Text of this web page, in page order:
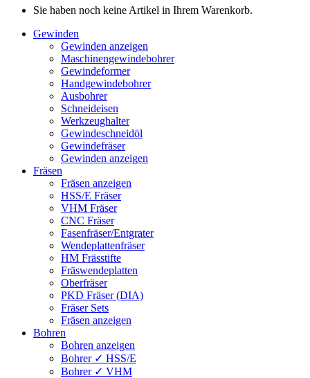
Sie haben noch keine Artikel in Ihrem Warenkorb.
Gewinden
Gewinden anzeigen
Maschinengewindebohrer
Gewindeformer
Handgewindebohrer
Ausbohrer
Schneideisen
Werkzeughalter
Gewindeschneidöl
Gewindefräser
Gewinden anzeigen
Fräsen
Fräsen anzeigen
HSS/E Fräser
VHM Fräser
CNC Fräser
Fasenfräser/Entgrater
Wendeplattenfräser
HM Frässtifte
Fräswendeplatten
Oberfräser
PKD Fräser (DIA)
Fräser Sets
Fräsen anzeigen
Bohren
Bohren anzeigen
Bohrer ✓ HSS/E
Bohrer ✓ VHM